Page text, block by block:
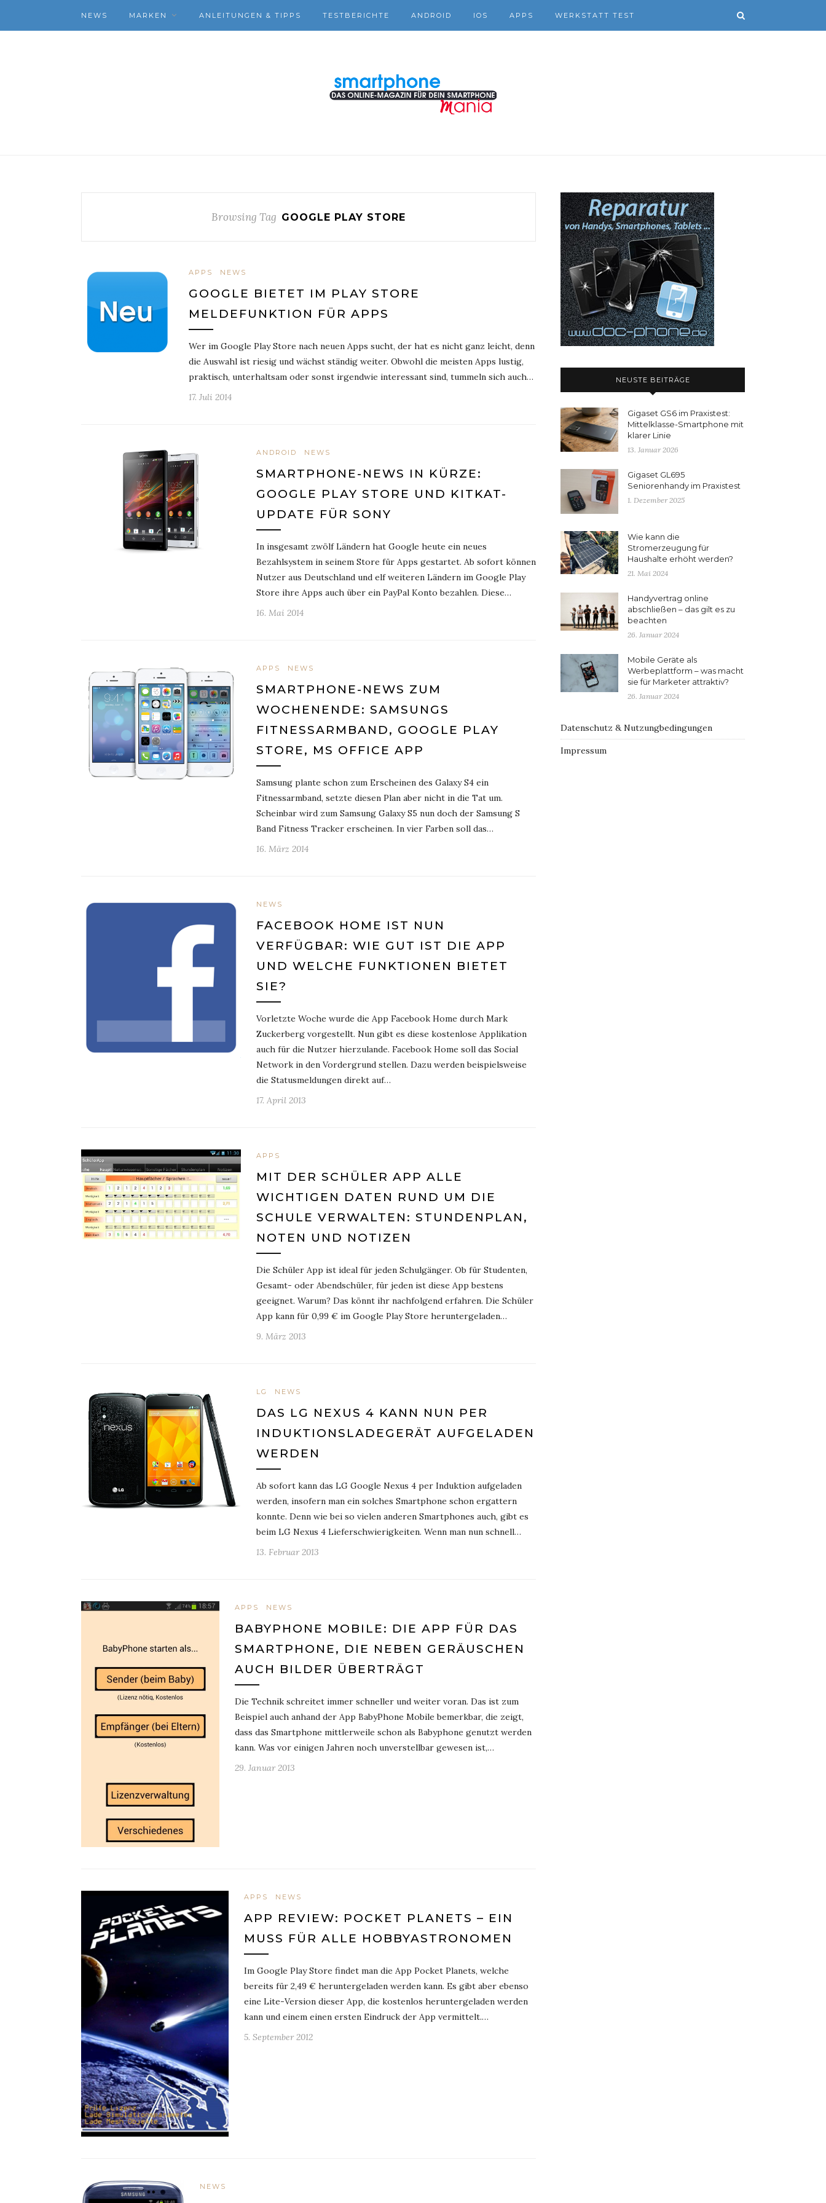
NEWS MARKEN ANLEITUNGEN & TIPPS TESTBERICHTE ANDROID IOS APPS WERKSTATT TEST
Browsing Tag GOOGLE PLAY STORE
APPS NEWS
GOOGLE BIETET IM PLAY STORE
MELDEFUNKTION FÜR APPS
Wer im Google Play Store nach neuen Apps sucht, der hat es nicht ganz leicht, denn
die Auswahl ist riesig und wächst ständig weiter. Obwohl die meisten Apps lustig,
praktisch, unterhaltsam oder sonst irgendwie interessant sind, tummeln sich auch…
17. Juli 2014
ANDROID NEWS
SMARTPHONE-NEWS IN KÜRZE:
GOOGLE PLAY STORE UND KITKAT-
UPDATE FÜR SONY
In insgesamt zwölf Ländern hat Google heute ein neues
Bezahlsystem in seinem Store für Apps gestartet. Ab sofort können
Nutzer aus Deutschland und elf weiteren Ländern im Google Play
Store ihre Apps auch über ein PayPal Konto bezahlen. Diese…
16. Mai 2014
APPS NEWS
SMARTPHONE-NEWS ZUM
WOCHENENDE: SAMSUNGS
FITNESSARMBAND, GOOGLE PLAY
STORE, MS OFFICE APP
Samsung plante schon zum Erscheinen des Galaxy S4 ein
Fitnessarmband, setzte diesen Plan aber nicht in die Tat um.
Scheinbar wird zum Samsung Galaxy S5 nun doch der Samsung S
Band Fitness Tracker erscheinen. In vier Farben soll das…
16. März 2014
NEWS
FACEBOOK HOME IST NUN
VERFÜGBAR: WIE GUT IST DIE APP
UND WELCHE FUNKTIONEN BIETET
SIE?
Vorletzte Woche wurde die App Facebook Home durch Mark
Zuckerberg vorgestellt. Nun gibt es diese kostenlose Applikation
auch für die Nutzer hierzulande. Facebook Home soll das Social
Network in den Vordergrund stellen. Dazu werden beispielsweise
die Statusmeldungen direkt auf…
17. April 2013
APPS
MIT DER SCHÜLER APP ALLE
WICHTIGEN DATEN RUND UM DIE
SCHULE VERWALTEN: STUNDENPLAN,
NOTEN UND NOTIZEN
Die Schüler App ist ideal für jeden Schulgänger. Ob für Studenten,
Gesamt- oder Abendschüler, für jeden ist diese App bestens
geeignet. Warum? Das könnt ihr nachfolgend erfahren. Die Schüler
App kann für 0,99 € im Google Play Store heruntergeladen…
9. März 2013
LG NEWS
DAS LG NEXUS 4 KANN NUN PER
INDUKTIONSLADEGERÄT AUFGELADEN
WERDEN
Ab sofort kann das LG Google Nexus 4 per Induktion aufgeladen
werden, insofern man ein solches Smartphone schon ergattern
konnte. Denn wie bei so vielen anderen Smartphones auch, gibt es
beim LG Nexus 4 Lieferschwierigkeiten. Wenn man nun schnell…
13. Februar 2013
APPS NEWS
BABYPHONE MOBILE: DIE APP FÜR DAS
SMARTPHONE, DIE NEBEN GERÄUSCHEN
AUCH BILDER ÜBERTRÄGT
Die Technik schreitet immer schneller und weiter voran. Das ist zum
Beispiel auch anhand der App BabyPhone Mobile bemerkbar, die zeigt,
dass das Smartphone mittlerweile schon als Babyphone genutzt werden
kann. Was vor einigen Jahren noch unverstellbar gewesen ist,…
29. Januar 2013
APPS NEWS
APP REVIEW: POCKET PLANETS – EIN
MUSS FÜR ALLE HOBBYASTRONOMEN
Im Google Play Store findet man die App Pocket Planets, welche
bereits für 2,49 € heruntergeladen werden kann. Es gibt aber ebenso
eine Lite-Version dieser App, die kostenlos heruntergeladen werden
kann und einem einen ersten Eindruck der App vermittelt.…
5. September 2012
NEWS
NEUSTE BEITRÄGE
Gigaset GS6 im Praxistest:
Mittelklasse-Smartphone mit
klarer Linie
13. Januar 2026
Gigaset GL695
Seniorenhandy im Praxistest
1. Dezember 2025
Wie kann die
Stromerzeugung für
Haushalte erhöht werden?
21. Mai 2024
Handyvertrag online
abschließen – das gilt es zu
beachten
26. Januar 2024
Mobile Geräte als
Werbeplattform – was macht
sie für Marketer attraktiv?
26. Januar 2024
Datenschutz & Nutzungbedingungen
Impressum